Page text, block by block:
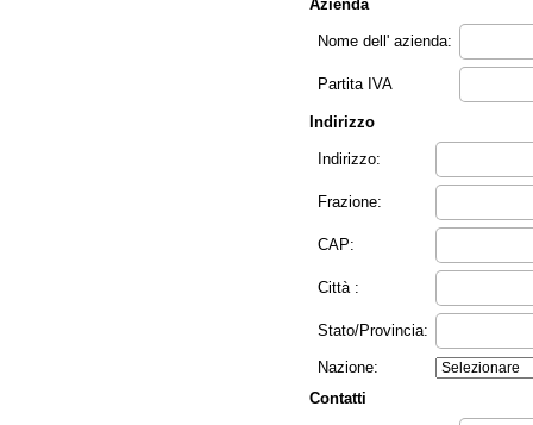
Azienda
Nome dell' azienda:
Partita IVA
Indirizzo
Indirizzo:
Frazione:
CAP:
Città :
Stato/Provincia:
Nazione:
Contatti